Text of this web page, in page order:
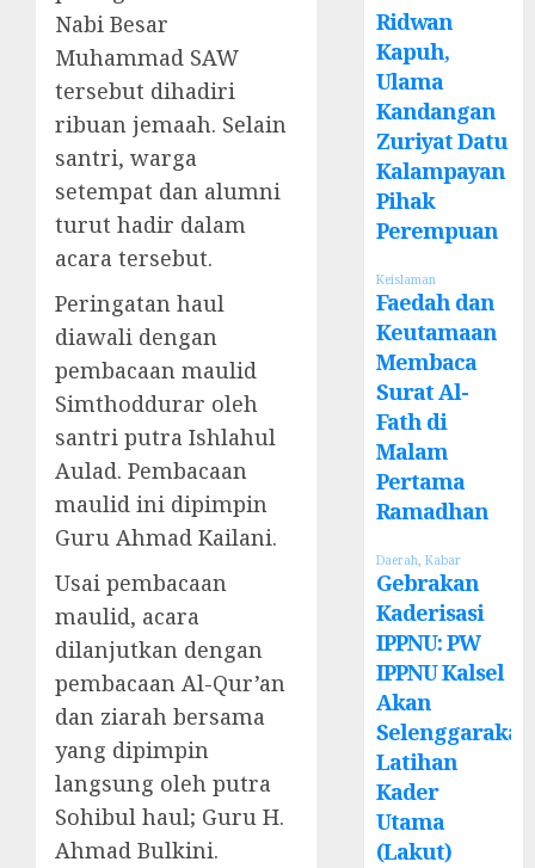
Nabi Besar
Muhammad SAW
tersebut dihadiri
ribuan jemaah. Selain
santri, warga
setempat dan alumni
turut hadir dalam
acara tersebut.
Peringatan haul
diawali dengan
pembacaan maulid
Simthoddurar oleh
santri putra Ishlahul
Aulad. Pembacaan
maulid ini dipimpin
Guru Ahmad Kailani.
Usai pembacaan
maulid, acara
dilanjutkan dengan
pembacaan Al-Qur’an
dan ziarah bersama
yang dipimpin
langsung oleh putra
Sohibul haul; Guru H.
Ahmad Bulkini.
Ridwan
Kapuh,
Ulama
Kandangan
Zuriyat Datu
Kalampayan
Pihak
Perempuan
Keislaman
Faedah dan
Keutamaan
Membaca
Surat Al-
Fath di
Malam
Pertama
Ramadhan
Daerah,Kabar
Gebrakan
Kaderisasi
IPPNU: PW
IPPNU Kalsel
Akan
Selenggarakan
Latihan
Kader
Utama
(Lakut)